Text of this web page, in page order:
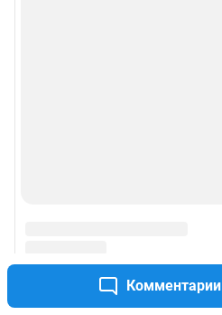
Комментарии